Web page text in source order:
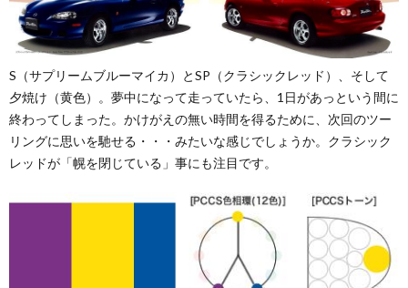
S（サプリームブルーマイカ）とSP（クラシックレッド）、そして
夕焼け（黄色）。夢中になって走っていたら、1日があっという間に
終わってしまった。かけがえの無い時間を得るために、次回のツー
リングに思いを馳せる・・・みたいな感じでしょうか。クラシック
レッドが「幌を閉じている」事にも注目です。